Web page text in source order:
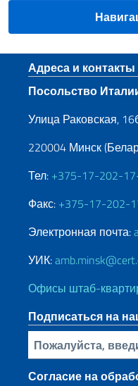
Нижний
Адреса и контакты
Посольство
Улица Раковская,
220004 Минск
Тел: +375-17-202-
Факс: +375-17-202-
Электронная почта:
УИК:
Офисы штаб-
Подписаться на
Bставьте свой адрес электронной почты
Согласие на